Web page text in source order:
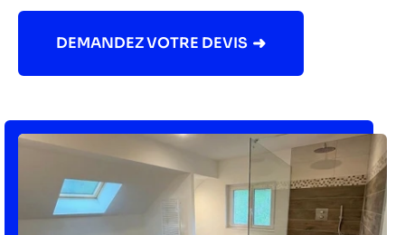
DEMANDEZ VOTRE DEVIS